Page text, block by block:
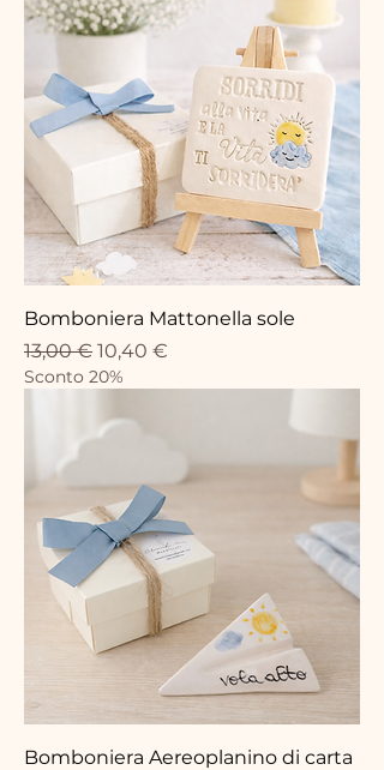
Bomboniera Mattonella sole
Standardpreis
13,00 € Sale-Preis
10,40 €
Sconto 20%
Bomboniera Aereoplanino di carta